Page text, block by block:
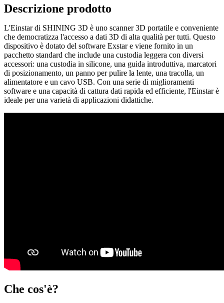
Descrizione prodotto
L'Einstar di SHINING 3D è uno scanner 3D portatile e conveniente
che democratizza l'accesso a dati 3D di alta qualità per tutti. Questo
dispositivo è dotato del software Exstar e viene fornito in un
pacchetto standard che include una custodia leggera con diversi
accessori: una custodia in silicone, una guida introduttiva, marcatori
di posizionamento, un panno per pulire la lente, una tracolla, un
alimentatore e un cavo USB. Con una serie di miglioramenti
software e una capacità di cattura dati rapida ed efficiente, l'Einstar è
ideale per una varietà di applicazioni didattiche.
Che cos'è?